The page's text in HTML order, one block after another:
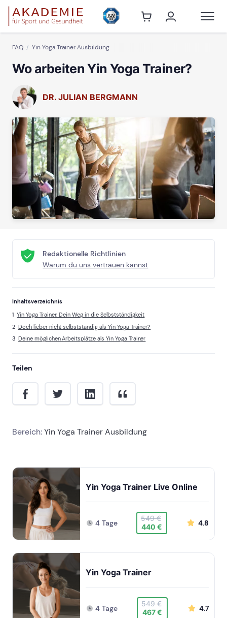
FAQ Yin Yoga Trainer Ausbildung
Wo arbeiten Yin Yoga Trainer?
DR. JULIAN BERGMANN
Redaktionelle Richtlinien
Warum du uns vertrauen kannst
Inhaltsverzeichnis
Yin Yoga Trainer: Dein Weg in die Selbstständigkeit
Doch lieber nicht selbstständig als Yin Yoga Trainer?
Deine möglichen Arbeitsplätze als Yin Yoga Trainer
Teilen
Bereich:Yin Yoga Trainer Ausbildung
Yin Yoga Trainer Live Online
4 Tage
549 €
440 €
4.8
Yin Yoga Trainer
4 Tage
549 €
467 €
4.7